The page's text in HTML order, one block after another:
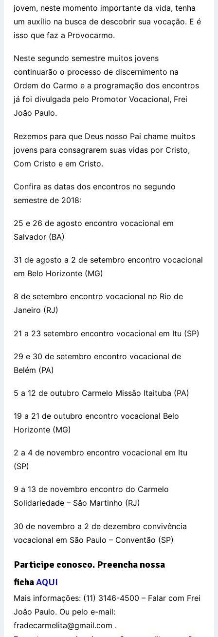
jovem, neste momento importante da vida, tenha
um auxílio na busca de descobrir sua vocação. E é
isso que faz a Provocarmo.
Neste segundo semestre muitos jovens
continuarão o processo de discernimento na
Ordem do Carmo e a programação dos encontros
já foi divulgada pelo Promotor Vocacional, Frei
João Paulo.
Rezemos para que Deus nosso Pai chame muitos
jovens para consagrarem suas vidas por Cristo,
Com Cristo e em Cristo.
Confira as datas dos encontros no segundo
semestre de 2018:
25 e 26 de agosto encontro vocacional em
Salvador (BA)
31 de agosto a 2 de setembro encontro vocacional
em Belo Horizonte (MG)
8 de setembro encontro vocacional no Rio de
Janeiro (RJ)
21 a 23 setembro encontro vocacional em Itu (SP)
29 e 30 de setembro encontro vocacional de
Belém (PA)
5 a 12 de outubro Carmelo Missão Itaituba (PA)
19 a 21 de outubro encontro vocacional Belo
Horizonte (MG)
2 a 4 de novembro encontro vocacional em Itu
(SP)
9 a 13 de novembro encontro do Carmelo
Solidariedade – São Martinho (RJ)
30 de novembro a 2 de dezembro convivência
vocacional em São Paulo – Conventão (SP)
Participe conosco. Preencha nossa
fichaAQUI
Mais informações: (11) 3146-4500 – Falar com Frei
João Paulo. Ou pelo e-mail:
fradecarmelita@gmail.com .